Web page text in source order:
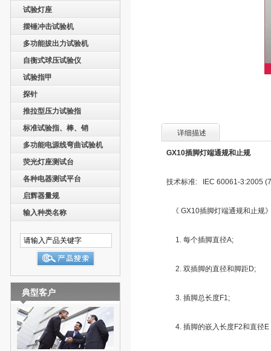
试验灯座
摆锤冲击试验机
多功能拔出力试验机
自衡式球压试验仪
试验指甲
探针
推拉型压力试验指
标准试验指、棒、销
多功能电源线弯曲试验机
荧光灯座测试台
各种电器测试平台
启辉器量规
输入种类名称
典型客户
详细描述
GX10插脚灯端通规和止规
技术标准: IEC 60061-3:2005
《 GX10插脚灯端通规和止规
1. 每个插脚直径A;
2. 双插脚的直径和脚距D;
3. 插脚总长度F1;
4. 插脚的嵌入长度F2和直径E